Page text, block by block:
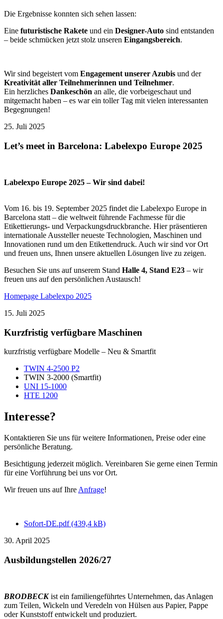
Die Ergebnisse konnten sich sehen lassen:
Eine futuristische Rakete und ein Designer-Auto sind entstanden
– beide schmücken jetzt stolz unseren Eingangsbereich.
Wir sind begeistert vom Engagement unserer Azubis und der
Kreativität aller Teilnehmerinnen und Teilnehmer.
Ein herzliches Dankeschön an alle, die vorbeigeschaut und
mitgemacht haben – es war ein toller Tag mit vielen interessanten
Begegnungen!
25. Juli 2025
Let’s meet in Barcelona: Labelexpo Europe 2025
Labelexpo Europe 2025 – Wir sind dabei!
Vom 16. bis 19. September 2025 findet die Labelexpo Europe in
Barcelona statt – die weltweit führende Fachmesse für die
Etikettierungs- und Verpackungsdruckbranche. Hier präsentieren
internationale Aussteller neueste Technologien, Maschinen und
Innovationen rund um den Etikettendruck. Auch wir sind vor Ort
und freuen uns, Ihnen unsere aktuellen Lösungen live zu zeigen.
Besuchen Sie uns auf unserem Stand Halle 4, Stand E23 – wir
freuen uns auf den persönlichen Austausch!
Homepage Labelexpo 2025
15. Juli 2025
Kurzfristig verfügbare Maschinen
kurzfristig verfügbare Modelle – Neu & Smartfit
TWIN 4-2500 P2
TWIN 3-2000 (Smartfit)
UNI 15-1000
HTE 1200
Interesse?
Kontaktieren Sie uns für weitere Informationen, Preise oder eine
persönliche Beratung.
Besichtigung jederzeit möglich. Vereinbaren Sie gerne einen Termin
für eine Vorführung bei uns vor Ort.
Wir freuen uns auf Ihre Anfrage!
Sofort-DE.pdf (439,4 kB)
30. April 2025
Ausbildungstellen 2026/27
BRODBECK ist ein familiengeführtes Unternehmen, das Anlagen
zum Teilen, Wickeln und Veredeln von Hülsen aus Papier, Pappe
oder Kunststoff entwickelt und produziert.